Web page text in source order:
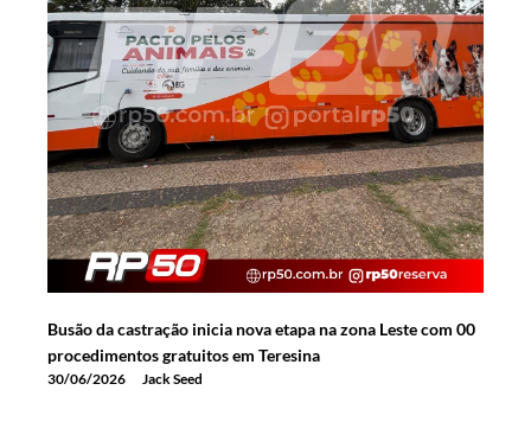
Busão da castração inicia nova etapa na zona Leste com 00
procedimentos gratuitos em Teresina
30/06/2026 Jack Seed